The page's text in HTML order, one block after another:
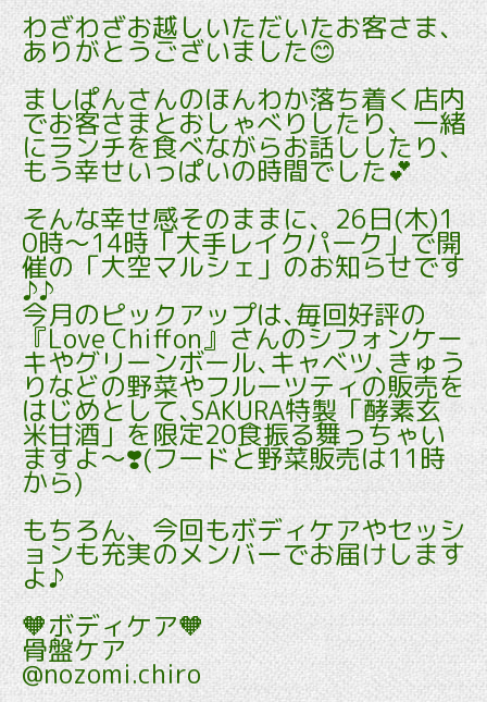
わざわざお越しいただいたお客さま､
ありがとうございました😊
ましぱんさんのほんわか落ち着く店内
でお客さまとおしゃべりしたり、一緒
にランチを食べながらお話ししたり、
もう幸せいっぱいの時間でした💕
そんな幸せ感そのままに、26日(木)1
0時～14時「大手レイクパーク」で開
催の「大空マルシェ」のお知らせです
♪♪
今月のピックアップは､毎回好評の
『Love Chiffon』さんのシフォンケー
キやグリーンボール､キャベツ､きゅう
りなどの野菜やフルーツティの販売を
はじめとして､SAKURA特製「酵素玄
米甘酒」を限定20食振る舞っちゃい
ますよ～❣️(フードと野菜販売は11時
から)
もちろん、今回もボディケアやセッシ
ョンも充実のメンバーでお届けします
よ♪
🧡ボディケア🧡
骨盤ケア
@nozomi.chiro